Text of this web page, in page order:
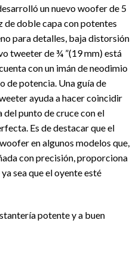
un nuevo woofer de 5
de doble capa con potentes
para detalles, baja distorsión
tweeter de ¾ ”(19 mm) está
con un imán de neodimio
de potencia. Una guía de
ayuda a hacer coincidir
punto de cruce con el
Es de destacar que el
en algunos modelos que,
con precisión, proporciona
sea que el oyente esté